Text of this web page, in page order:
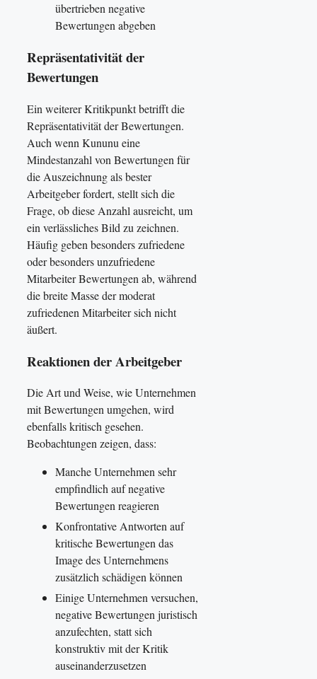
übertrieben negative
Bewertungen abgeben
Repräsentativität der
Bewertungen
Ein weiterer Kritikpunkt betrifft die
Repräsentativität der Bewertungen.
Auch wenn Kununu eine
Mindestanzahl von Bewertungen für
die Auszeichnung als bester
Arbeitgeber fordert, stellt sich die
Frage, ob diese Anzahl ausreicht, um
ein verlässliches Bild zu zeichnen.
Häufig geben besonders zufriedene
oder besonders unzufriedene
Mitarbeiter Bewertungen ab, während
die breite Masse der moderat
zufriedenen Mitarbeiter sich nicht
äußert.
Reaktionen der Arbeitgeber
Die Art und Weise, wie Unternehmen
mit Bewertungen umgehen, wird
ebenfalls kritisch gesehen.
Beobachtungen zeigen, dass:
Manche Unternehmen sehr
empfindlich auf negative
Bewertungen reagieren
Konfrontative Antworten auf
kritische Bewertungen das
Image des Unternehmens
zusätzlich schädigen können
Einige Unternehmen versuchen,
negative Bewertungen juristisch
anzufechten, statt sich
konstruktiv mit der Kritik
auseinanderzusetzen